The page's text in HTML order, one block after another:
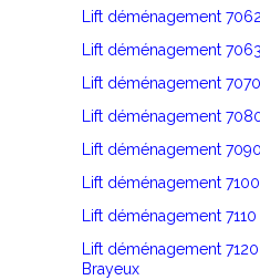
Lift déménagement
Lift déménagement
Lift déménagement
Lift déménagement
Lift déménagement
Lift déménagement
Lift déménagement
Lift déménagement
Brayeux